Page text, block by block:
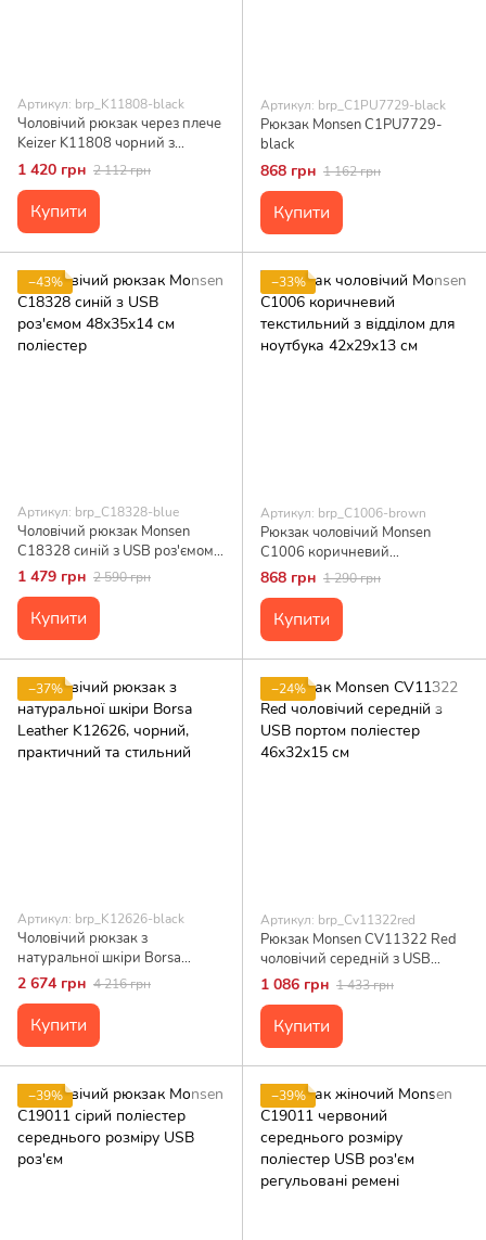
Артикул: brp_K11808-black
Чоловічий рюкзак через плече
Keizer K11808 чорний з
натуральної шкіри, 30x18x9
см, 4 кишені
1 420 грн 2 112 грн
Купити
Артикул: brp_C1PU7729-black
Рюкзак Monsen C1PU7729-
black
868 грн 1 162 грн
Купити
−43%
Артикул: brp_C18328-blue
Чоловічий рюкзак Monsen
C18328 синій з USB роз'ємом
48x35x14 см поліестер
1 479 грн 2 590 грн
Купити
−33%
Артикул: brp_C1006-brown
Рюкзак чоловічий Monsen
C1006 коричневий
текстильний з відділом для
ноутбука 42x29x13 см
868 грн 1 290 грн
Купити
−37%
Артикул: brp_K12626-black
Чоловічий рюкзак з
натуральної шкіри Borsa
Leather K12626, чорний,
практичний та стильний
2 674 грн 4 216 грн
Купити
−24%
Артикул: brp_Cv11322red
Рюкзак Monsen CV11322 Red
чоловічий середній з USB
портом поліестер 46x32x15 см
1 086 грн 1 433 грн
Купити
−39% −39%